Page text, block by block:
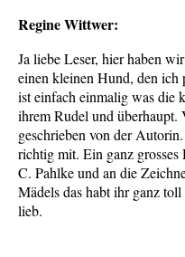
Regine Wittwer:
Ja liebe Leser, hier haben
einen kleinen Hund, den ich
ist einfach einmalig was die
ihrem Rudel und
geschrieben von der
richtig mit. Ein ganz
C. Pahlke und an die
Mädels das habt ihr ganz
lieb.